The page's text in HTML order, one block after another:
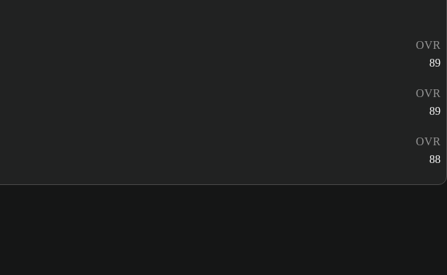
OVR
89
OVR
89
OVR
88